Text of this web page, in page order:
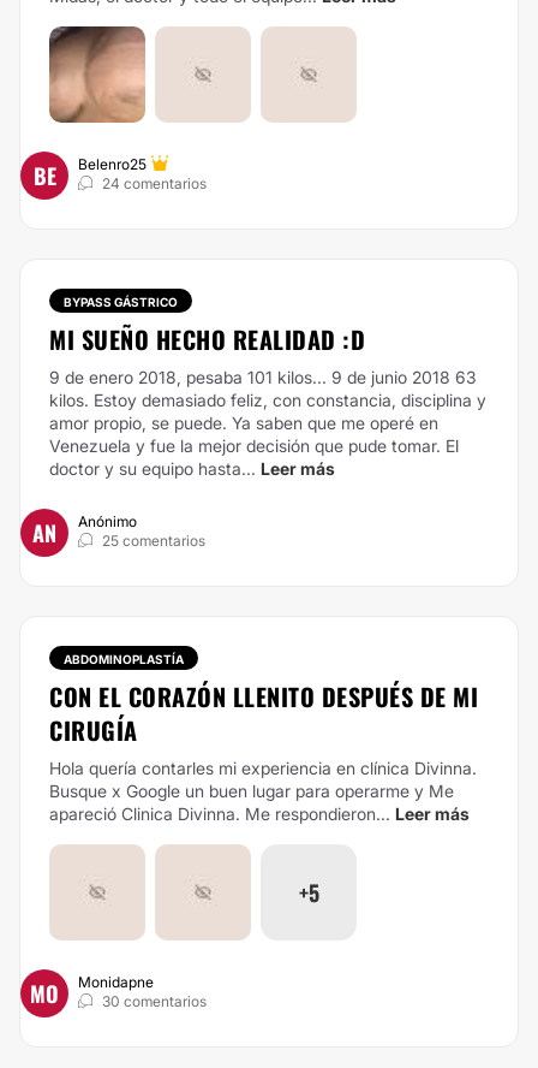
BE
Belenro25
24 comentarios
BYPASS GÁSTRICO
MI SUEÑO HECHO REALIDAD :D
9 de enero 2018, pesaba 101 kilos... 9 de junio 2018 63
kilos. Estoy demasiado feliz, con constancia, disciplina y
amor propio, se puede. Ya saben que me operé en
Venezuela y fue la mejor decisión que pude tomar. El
doctor y su equipo hasta... Leer más
AN
Anónimo
25 comentarios
ABDOMINOPLASTÍA
CON EL CORAZÓN LLENITO DESPUÉS DE MI
CIRUGÍA
Hola quería contarles mi experiencia en clínica Divinna.
Busque x Google un buen lugar para operarme y Me
apareció Clinica Divinna. Me respondieron... Leer más
+5
MO
Monidapne
30 comentarios